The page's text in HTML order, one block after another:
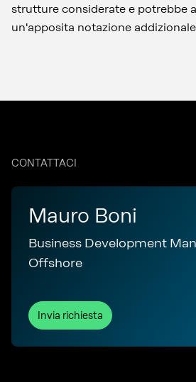
strutture considerate e potrebbe
un'apposita notazione
CONTATTACI
Mauro Boni
Business Development
Offshore
Invia richiesta